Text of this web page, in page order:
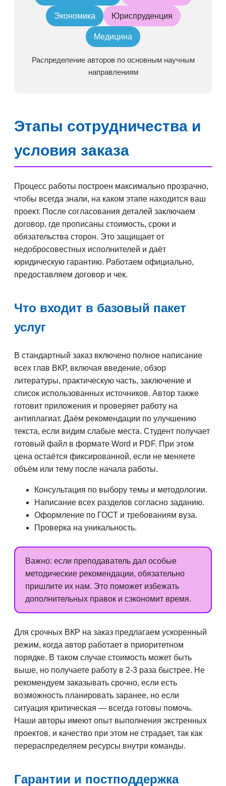
Экономика Юриспруденция
Медицина
Распределение авторов по основным научным
направлениям
Этапы сотрудничества и
условия заказа
Процесс работы построен максимально прозрачно,
чтобы всегда знали, на каком этапе находится ваш
проект. После согласования деталей заключаем
договор, где прописаны стоимость, сроки и
обязательства сторон. Это защищает от
недобросовестных исполнителей и даёт
юридическую гарантию. Работаем официально,
предоставляем договор и чек.
Что входит в базовый пакет
услуг
В стандартный заказ включено полное написание
всех глав ВКР, включая введение, обзор
литературы, практическую часть, заключение и
список использованных источников. Автор также
готовит приложения и проверяет работу на
антиплагиат. Даём рекомендации по улучшению
текста, если видим слабые места. Студент получает
готовый файл в формате Word и PDF. При этом
цена остаётся фиксированной, если не меняете
объём или тему после начала работы.
Консультация по выбору темы и методологии.
Написание всех разделов согласно заданию.
Оформление по ГОСТ и требованиям вуза.
Проверка на уникальность.
Важно: если преподаватель дал особые
методические рекомендации, обязательно
пришлите их нам. Это поможет избежать
дополнительных правок и сэкономит время.
Для срочных ВКР на заказ предлагаем ускоренный
режим, когда автор работает в приоритетном
порядке. В таком случае стоимость может быть
выше, но получаете работу в 2-3 раза быстрее. Не
рекомендуем заказывать срочно, если есть
возможность планировать заранее, но если
ситуация критическая — всегда готовы помочь.
Наши авторы имеют опыт выполнения экстренных
проектов, и качество при этом не страдает, так как
перераспределяем ресурсы внутри команды.
Гарантии и постподдержка